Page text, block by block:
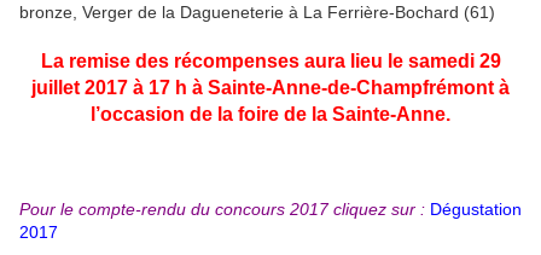
bronze, Verger de la Dagueneterie à La Ferrière-Bochard (61)
La remise des récompenses aura lieu le samedi 29
juillet 2017 à 17 h à Sainte-Anne-de-Champfrémont à
l’occasion de la foire de la Sainte-Anne.
Pour le compte-rendu du concours 2017 cliquez sur : Dégustation
2017